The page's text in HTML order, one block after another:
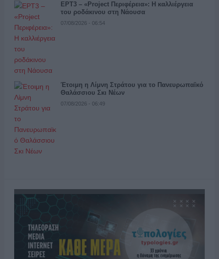
ΕΡΤ3 – «Project Περιφέρεια»: Η καλλιέργεια
του ροδάκινου στη Νάουσα
07/08/2026 - 06:54
Έτοιμη η Λίμνη Στράτου για το Πανευρωπαϊκό
Θαλάσσιου Σκι Νέων
07/08/2026 - 06:49